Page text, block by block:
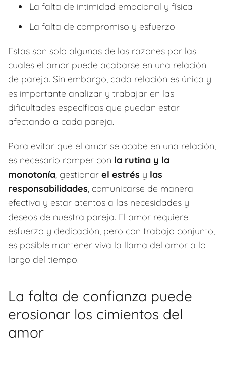
La falta de intimidad emocional y física
La falta de compromiso y esfuerzo
Estas son solo algunas de las razones por las
cuales el amor puede acabarse en una relación
de pareja. Sin embargo, cada relación es única y
es importante analizar y trabajar en las
dificultades específicas que puedan estar
afectando a cada pareja.
Para evitar que el amor se acabe en una relación,
es necesario romper con la rutina y la
monotonía, gestionar el estrés y las
responsabilidades, comunicarse de manera
efectiva y estar atentos a las necesidades y
deseos de nuestra pareja. El amor requiere
esfuerzo y dedicación, pero con trabajo conjunto,
es posible mantener viva la llama del amor a lo
largo del tiempo.
La falta de confianza puede
erosionar los cimientos del
amor